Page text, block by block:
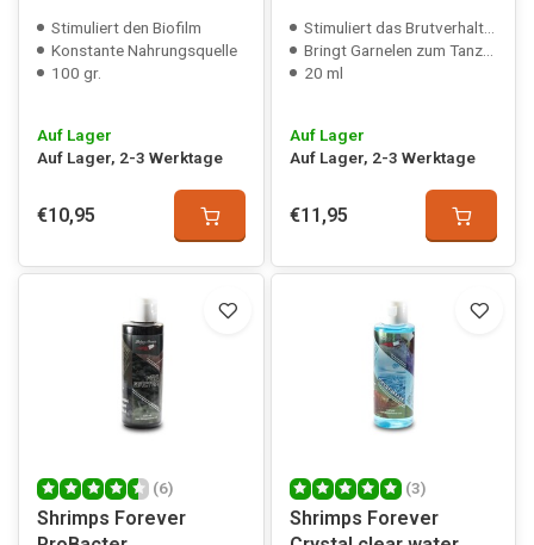
Stimuliert den Biofilm
Konstante Nahrungsquelle
100 gr.
Auf Lager
Auf Lager, 2-3 Werktage
€10,95
Stimuliert das Brutverhalten bei Garnelen
Bringt Garnelen zum Tanzen
20 ml
Auf Lager
Auf Lager, 2-3 Werktage
€11,95
(6)
Shrimps Forever
(3)
Shrimps Forever